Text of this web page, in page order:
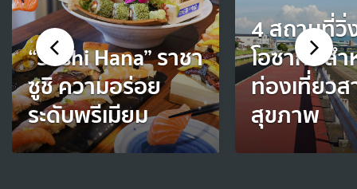
“Sushi Hana” ราชา
ซูชิ ความอร่อย
ระดับพรีเมียม
4 สถานที่วิ่
โอซาก้า ส
ท่องเที่ยว
สุขภาพ